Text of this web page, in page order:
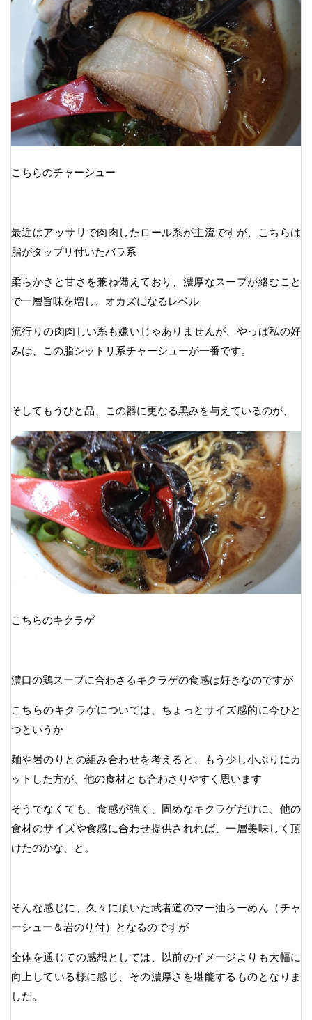
こちらのチャーシュー
最近はアッサリで肉肉したロール系が主流ですが、こちらは
脂がタップリ付いたバラ系
柔らかさと甘さを兼ね備えており、濃厚なスープが絡むこと
で一層旨味を増し、オカズになるレベル
流行りの肉肉しい系も嫌いじゃありませんが、やっぱ私の好
みは、この脂シットリ系チャーシューが一番です。
そしてもうひと品、この器に更なる黒みを与えているのが、
こちらのキクラゲ
濃口の鶏スープに合わさるキクラゲの食感は好きなのですが
こちらのキクラゲについては、ちょっとサイズ感的に今ひと
つというか
麺や岩のりとの組み合わせを考えると、もう少し小ぶりにカ
ットした方が、他の食材とも合わさりやすく思います
そうでなくても、食感が強く、固めなキクラゲだけに、他の
食材のサイズや食感に合わせ提供されれば、一層美味しく頂
けたのかな、と。
そんな感じに、久々に頂いた武者道のマー油らーめん（チャ
ーシュー＆岩のり付）となるのですが
全体を通じての感想としては、以前のイメージよりも大幅に
向上している様に感じ、その濃厚さを堪能するものとなりま
した。